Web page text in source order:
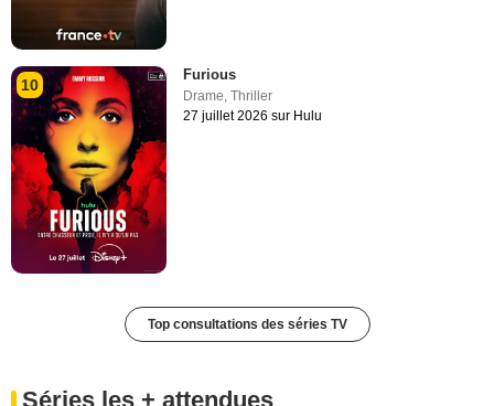
10
Furious
Drame ,Thriller
27 juillet 2026 sur Hulu
Top consultations des séries TV
Séries les + attendues